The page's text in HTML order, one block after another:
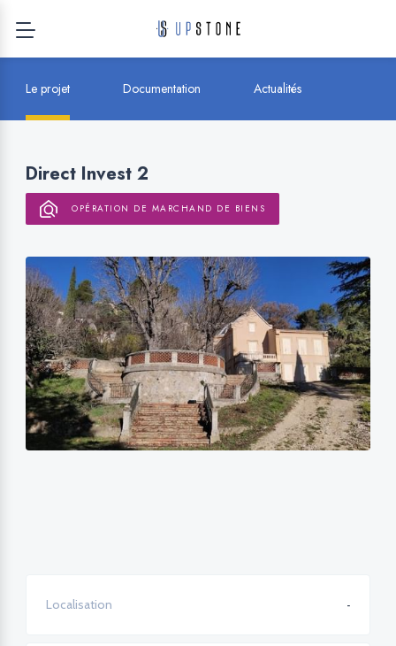
Direct Invest 2
OPÉRATION DE MARCHAND DE BIENS
Localisation -
Le projet Documentation Actualités